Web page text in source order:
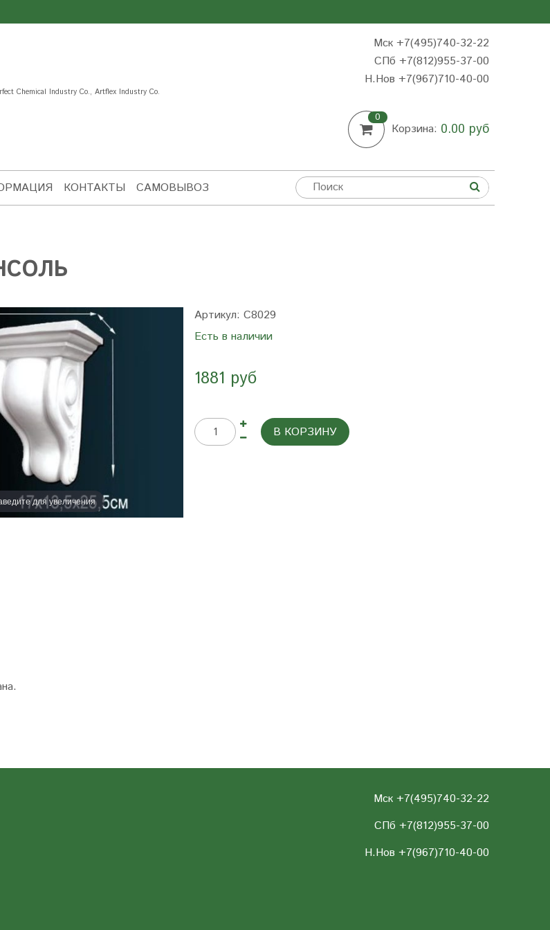
Chemical Industry Co., Artflex Industry Co.
Мск +7(495)740-32-22
СПб +7(812)955-37-00
Н.Нов +7(967)710-40-00
0
Корзина: 0.00 руб
КОНТАКТЫ САМОВЫВОЗ
для увеличения
Артикул: C8029
Есть в наличии
1881 руб
В КОРЗИНУ
Мск +7(495)740-32-22
СПб +7(812)955-37-00
Н.Нов +7(967)710-40-00